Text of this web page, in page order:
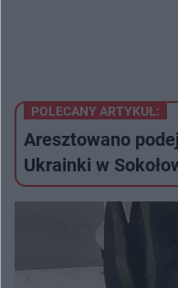
POLECANY ARTYKUŁ:
Aresztowano
Ukrainki w